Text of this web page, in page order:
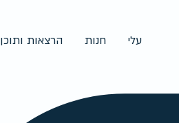
עלי חנות הרצאות ותוכן